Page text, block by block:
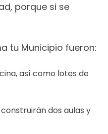
porque si se
tu Municipio fueron:
así como lotes de
dos aulas y